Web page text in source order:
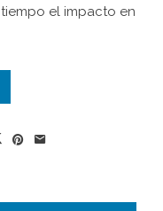
el impacto en